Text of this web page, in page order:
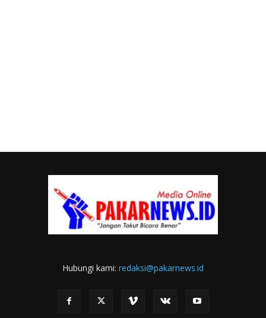
Hubungi kami: redaksi@pakarnews.id